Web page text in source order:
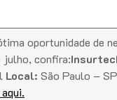
oportunidade de
julho, confira:
Local: São Paulo –